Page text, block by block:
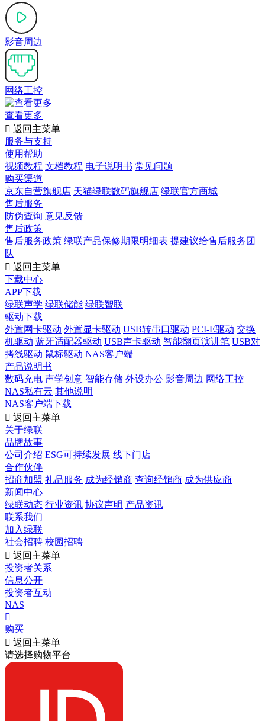
影音周边
网络工控
查看更多
 返回主菜单
服务与支持
使用帮助
视频教程 文档教程 电子说明书 常见问题
购买渠道
京东自营旗舰店 天猫绿联数码旗舰店 绿联官方商城
售后服务
防伪查询 意见反馈
售后政策
售后服务政策 绿联产品保修期限明细表 提建议给售后服务团
队
 返回主菜单
下载中心
APP下载
绿联声学 绿联储能 绿联智联
驱动下载
外置网卡驱动 外置显卡驱动 USB转串口驱动 PCI-E驱动 交换
机驱动 蓝牙适配器驱动 USB声卡驱动 智能翻页演讲笔 USB对
拷线驱动 鼠标驱动 NAS客户端
产品说明书
数码充电 声学创意 智能存储 外设办公 影音周边 网络工控
NAS私有云 其他说明
NAS客户端下载
 返回主菜单
关于绿联
品牌故事
公司介绍 ESG可持续发展 线下门店
合作伙伴
招商加盟 礼品服务 成为经销商 查询经销商 成为供应商
新闻中心
绿联动态 行业资讯 协议声明 产品资讯
联系我们
加入绿联
社会招聘 校园招聘
 返回主菜单
投资者关系
信息公开
投资者互动
NAS

购买
 返回主菜单
请选择购物平台